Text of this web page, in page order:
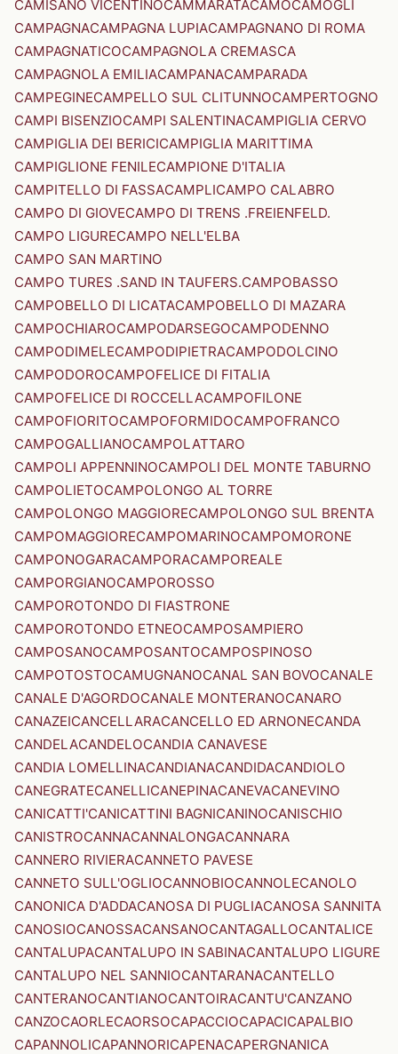
CAMISANO VICENTINOCAMMARATACAMOCAMOGLI
CAMPAGNACAMPAGNA LUPIACAMPAGNANO DI ROMA
CAMPAGNATICOCAMPAGNOLA CREMASCA
CAMPAGNOLA EMILIACAMPANACAMPARADA
CAMPEGINECAMPELLO SUL CLITUNNOCAMPERTOGNO
CAMPI BISENZIOCAMPI SALENTINACAMPIGLIA CERVO
CAMPIGLIA DEI BERICICAMPIGLIA MARITTIMA
CAMPIGLIONE FENILECAMPIONE D'ITALIA
CAMPITELLO DI FASSACAMPLICAMPO CALABRO
CAMPO DI GIOVECAMPO DI TRENS .FREIENFELD.
CAMPO LIGURECAMPO NELL'ELBA
CAMPO SAN MARTINO
CAMPO TURES .SAND IN TAUFERS.CAMPOBASSO
CAMPOBELLO DI LICATACAMPOBELLO DI MAZARA
CAMPOCHIAROCAMPODARSEGOCAMPODENNO
CAMPODIMELECAMPODIPIETRACAMPODOLCINO
CAMPODOROCAMPOFELICE DI FITALIA
CAMPOFELICE DI ROCCELLACAMPOFILONE
CAMPOFIORITOCAMPOFORMIDOCAMPOFRANCO
CAMPOGALLIANOCAMPOLATTARO
CAMPOLI APPENNINOCAMPOLI DEL MONTE TABURNO
CAMPOLIETOCAMPOLONGO AL TORRE
CAMPOLONGO MAGGIORECAMPOLONGO SUL BRENTA
CAMPOMAGGIORECAMPOMARINOCAMPOMORONE
CAMPONOGARACAMPORACAMPOREALE
CAMPORGIANOCAMPOROSSO
CAMPOROTONDO DI FIASTRONE
CAMPOROTONDO ETNEOCAMPOSAMPIERO
CAMPOSANOCAMPOSANTOCAMPOSPINOSO
CAMPOTOSTOCAMUGNANOCANAL SAN BOVOCANALE
CANALE D'AGORDOCANALE MONTERANOCANARO
CANAZEICANCELLARACANCELLO ED ARNONECANDA
CANDELACANDELOCANDIA CANAVESE
CANDIA LOMELLINACANDIANACANDIDACANDIOLO
CANEGRATECANELLICANEPINACANEVACANEVINO
CANICATTI'CANICATTINI BAGNICANINOCANISCHIO
CANISTROCANNACANNALONGACANNARA
CANNERO RIVIERACANNETO PAVESE
CANNETO SULL'OGLIOCANNOBIOCANNOLECANOLO
CANONICA D'ADDACANOSA DI PUGLIACANOSA SANNITA
CANOSIOCANOSSACANSANOCANTAGALLOCANTALICE
CANTALUPACANTALUPO IN SABINACANTALUPO LIGURE
CANTALUPO NEL SANNIOCANTARANACANTELLO
CANTERANOCANTIANOCANTOIRACANTU'CANZANO
CANZOCAORLECAORSOCAPACCIOCAPACICAPALBIO
CAPANNOLICAPANNORICAPENACAPERGNANICA